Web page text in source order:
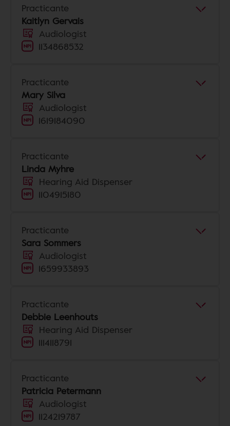
Practicante
Kaitlyn Gervais
Audiologist
1134868532
Practicante
Mary Silva
Audiologist
1619184090
Practicante
Linda Myhre
Hearing Aid Dispenser
1104915180
Practicante
Sara Sommers
Audiologist
1659933893
Practicante
Debbie Leenhouts
Hearing Aid Dispenser
1114118791
Practicante
Patricia Petermann
Audiologist
1124219787